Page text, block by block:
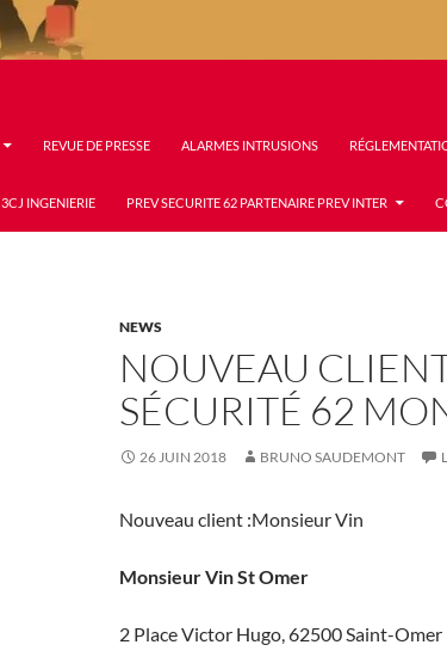
REVUE DE PRESSE ALARMES INTRUSIONS
3CJ INGENIERIE PREV SECURITE 62 PARTENAIRE PREV INTER
NEWS
NOUVEAU
SÉCURITÉ 62
26 JUIN 2018 BRUNO SAUDEMONT
Nouveau client :Monsieur Vin
Monsieur Vin St Omer
2 Place Victor Hugo, 62500 Saint-Omer